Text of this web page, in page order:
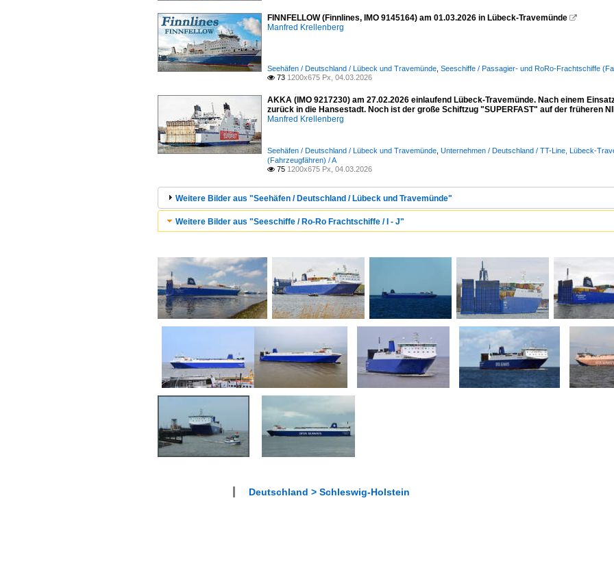
FINNFELLOW (Finnlines, IMO 9145164) am 01.03.2026 in Lübeck-Travemünde 
Manfred Krellenberg
Seehäfen / Deutschland / Lübeck und Travemünde Seeschiffe / Passagier- und RoRo-Frachtschiffe
 73 1200x675 Px, 04.03.2026
AKKA (IMO 9217230) am 27.02.2026 einlaufend Lübeck-Travemünde. Nach einem
zurück in die Hansestadt. Noch ist der große Schiftzug "SUPERFAST" auf der früheren
Manfred Krellenberg
Seehäfen / Deutschland / Lübeck und Travemünde Unternehmen / Deutschland / TT-Line, Lübeck-
(Fahrzeugfähren) / A
 75 1200x675 Px, 04.03.2026
Weitere Bilder aus "Seehäfen / Deutschland / Lübeck und Travemünde"
Weitere Bilder aus "Seeschiffe / Ro-Ro Frachtschiffe / I - J"
Deutschland > Schleswig-Holstein